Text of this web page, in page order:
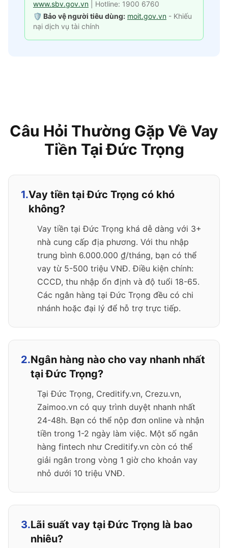
www.sbv.gov.vn
| Hotline: 1900 6760
🛡️ Bảo vệ người tiêu dùng: moit.gov.vn - Khiếu
nại dịch vụ tài chính
Câu Hỏi Thường Gặp Về Vay
Tiền Tại Đức Trọng
1.Vay tiền tại Đức Trọng có khó
không?
Vay tiền tại Đức Trọng khá dễ dàng với 3+
nhà cung cấp địa phương. Với thu nhập
trung bình 6.000.000 ₫/tháng, bạn có thể
vay từ 5-500 triệu VNĐ. Điều kiện chính:
CCCD, thu nhập ổn định và độ tuổi 18-65.
Các ngân hàng tại Đức Trọng đều có chi
nhánh hoặc đại lý để hỗ trợ trực tiếp.
2.Ngân hàng nào cho vay nhanh nhất
tại Đức Trọng?
Tại Đức Trọng, Creditify.vn, Crezu.vn,
Zaimoo.vn có quy trình duyệt nhanh nhất
24-48h. Bạn có thể nộp đơn online và nhận
tiền trong 1-2 ngày làm việc. Một số ngân
hàng fintech như Creditify.vn còn có thể
giải ngân trong vòng 1 giờ cho khoản vay
nhỏ dưới 10 triệu VNĐ.
3.Lãi suất vay tại Đức Trọng là bao
nhiêu?